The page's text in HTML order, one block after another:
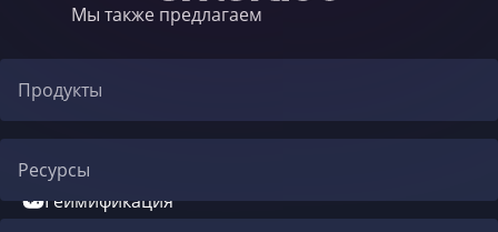
Мы также предлагаем
Продукты
Геймификация
Ресурсы